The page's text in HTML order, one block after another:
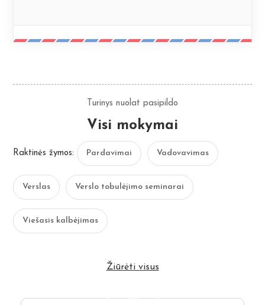
Turinys nuolat pasipildo
Visi mokymai
Raktinės žymos: Pardavimai Vadovavimas
Verslas Verslo tobulėjimo seminarai
Viešasis kalbėjimas
Žiūrėti visus